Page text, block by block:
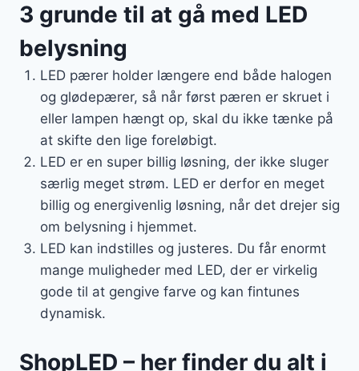
3 grunde til at gå med LED
belysning
LED pærer holder længere end både halogen
og glødepærer, så når først pæren er skruet i
eller lampen hængt op, skal du ikke tænke på
at skifte den lige foreløbigt.
LED er en super billig løsning, der ikke sluger
særlig meget strøm. LED er derfor en meget
billig og energivenlig løsning, når det drejer sig
om belysning i hjemmet.
LED kan indstilles og justeres. Du får enormt
mange muligheder med LED, der er virkelig
gode til at gengive farve og kan fintunes
dynamisk.
ShopLED – her finder du alt i